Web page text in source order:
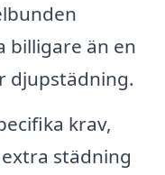
billigare än en
djupstädning.
krav,
städning